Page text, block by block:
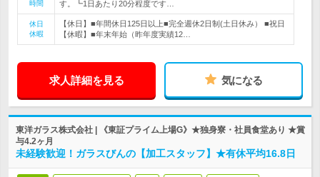
時間
す。┗1日あたり20分程度です…
休日
休暇
【休日】■年間休日125日以上■完全週休2日制(土日休み） ■祝日
【休暇】■年末年始（昨年度実績12…
求人詳細を見る 気になる
東洋ガラス株式会社 | 《東証プライム上場G》★独身寮・社員食堂あり ★賞
与4.2ヶ月
未経験歓迎！ガラスびんの【加工スタッフ】★有休平均16.8日